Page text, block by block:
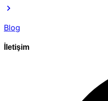
Blog
İletişim